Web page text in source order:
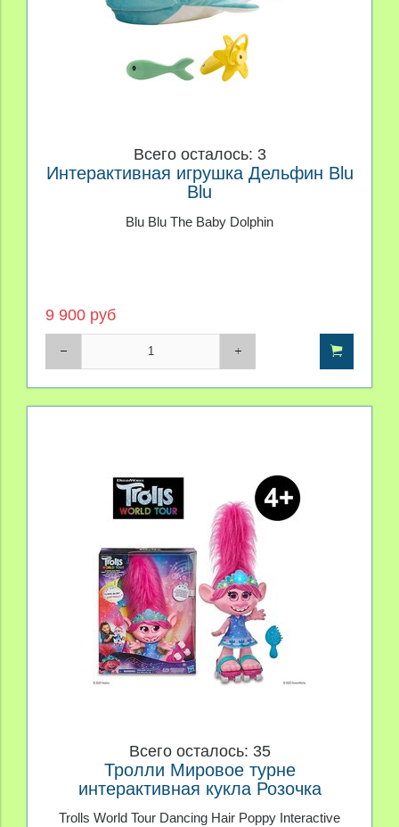
Всего осталось: 3
Интерактивная игрушка Дельфин Blu
Blu
Blu Blu The Baby Dolphin
9 900 руб
Всего осталось: 35
Тролли Мировое турне
интерактивная кукла Розочка
Trolls World Tour Dancing Hair Poppy Interactive